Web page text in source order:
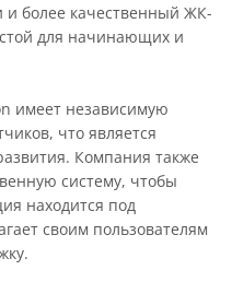
и более качественный ЖК-
для начинающих и
имеет независимую
что является
Компания также
систему, чтобы
находится под
своим пользователям